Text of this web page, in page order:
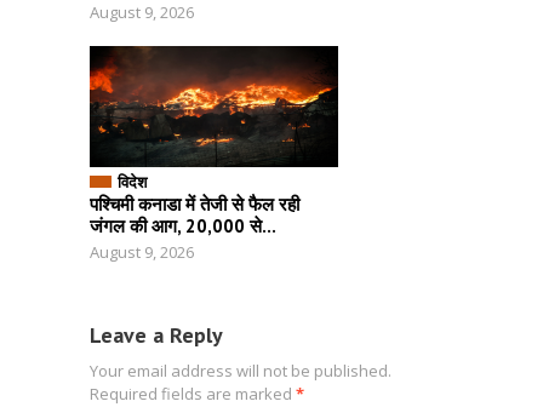
August 9, 2026
विदेश
पश्चिमी कनाडा में तेजी से फैल रही
जंगल की आग, 20,000 से...
August 9, 2026
Leave a Reply
Your email address will not be published.
Required fields are marked *